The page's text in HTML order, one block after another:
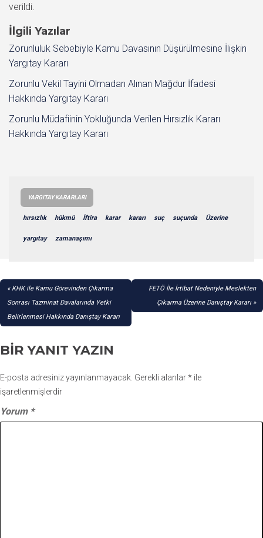
verildi.
İlgili Yazılar
Zorunluluk Sebebiyle Kamu Davasının Düşürülmesine İlişkin
Yargıtay Kararı
Zorunlu Vekil Tayini Olmadan Alınan Mağdur İfadesi
Hakkında Yargıtay Kararı
Zorunlu Müdafiinin Yokluğunda Verilen Hırsızlık Kararı
Hakkında Yargıtay Kararı
YARGITAY KARARLARI
hırsızlık hükmü İftira karar kararı suç suçunda Üzerine
yargıtay zamanaşımı
YAZI
GEZINMESI
KHK ile Kamu Görevinden Çıkarma
Sonrası Tazminat Davalarında Yetki
Belirlenmesi Hakkında Danıştay Kararı
FETÖ İle İrtibat Nedeniyle Meslekten
Çıkarma Üzerine Danıştay Kararı
BIR YANIT YAZIN
E-posta adresiniz yayınlanmayacak. Gerekli alanlar* ile
işaretlenmişlerdir
Yorum *